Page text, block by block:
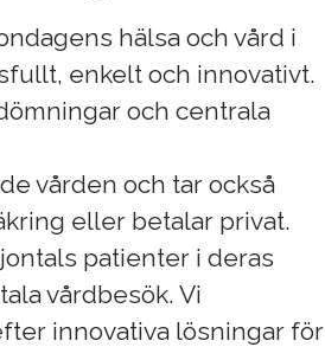
hälsa och vård i
enkelt och innovativt.
och centrala
vården och tar också
eller betalar privat.
patienter i deras
vårdbesök. Vi
innovativa lösningar för